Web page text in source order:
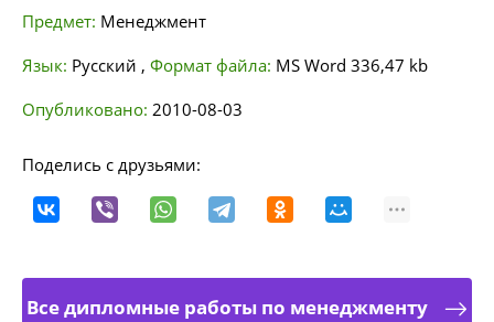
Предмет: Менеджмент
Язык: Русский , Формат файла: MS Word 336,47 kb
Опубликовано: 2010-08-03
Поделись с друзьями:
Все дипломные работы по менеджменту